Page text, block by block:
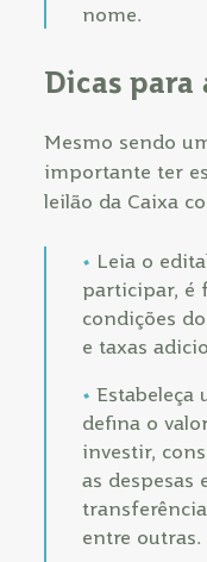
nome.
Dicas
Mesmo sendo
importante ter
leilão da Caixa
Leia o
participar, é
condições
e taxas
Estabeleça
defina o
investir,
as despesas
entre outras.